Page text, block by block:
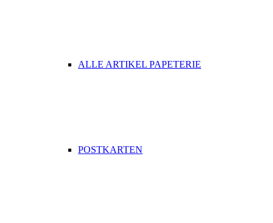
ALLE ARTIKEL PAPETERIE
POSTKARTEN